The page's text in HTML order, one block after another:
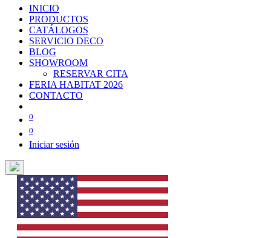
INICIO
PRODUCTOS
CATÁLOGOS
SERVICIO DECO
BLOG
SHOWROOM
RESERVAR CITA
FERIA HABITAT 2026
CONTACTO
0
0
Iniciar sesión